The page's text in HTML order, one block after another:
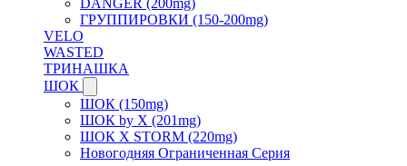
ГРУППИРОВКИ (150-200mg)
VELO
WASTED
ТРИНАШКА
ШОК
ШОК (150mg)
ШОК by X (201mg)
ШОК X STORM (220mg)
Новогодняя Ограниченная Серия